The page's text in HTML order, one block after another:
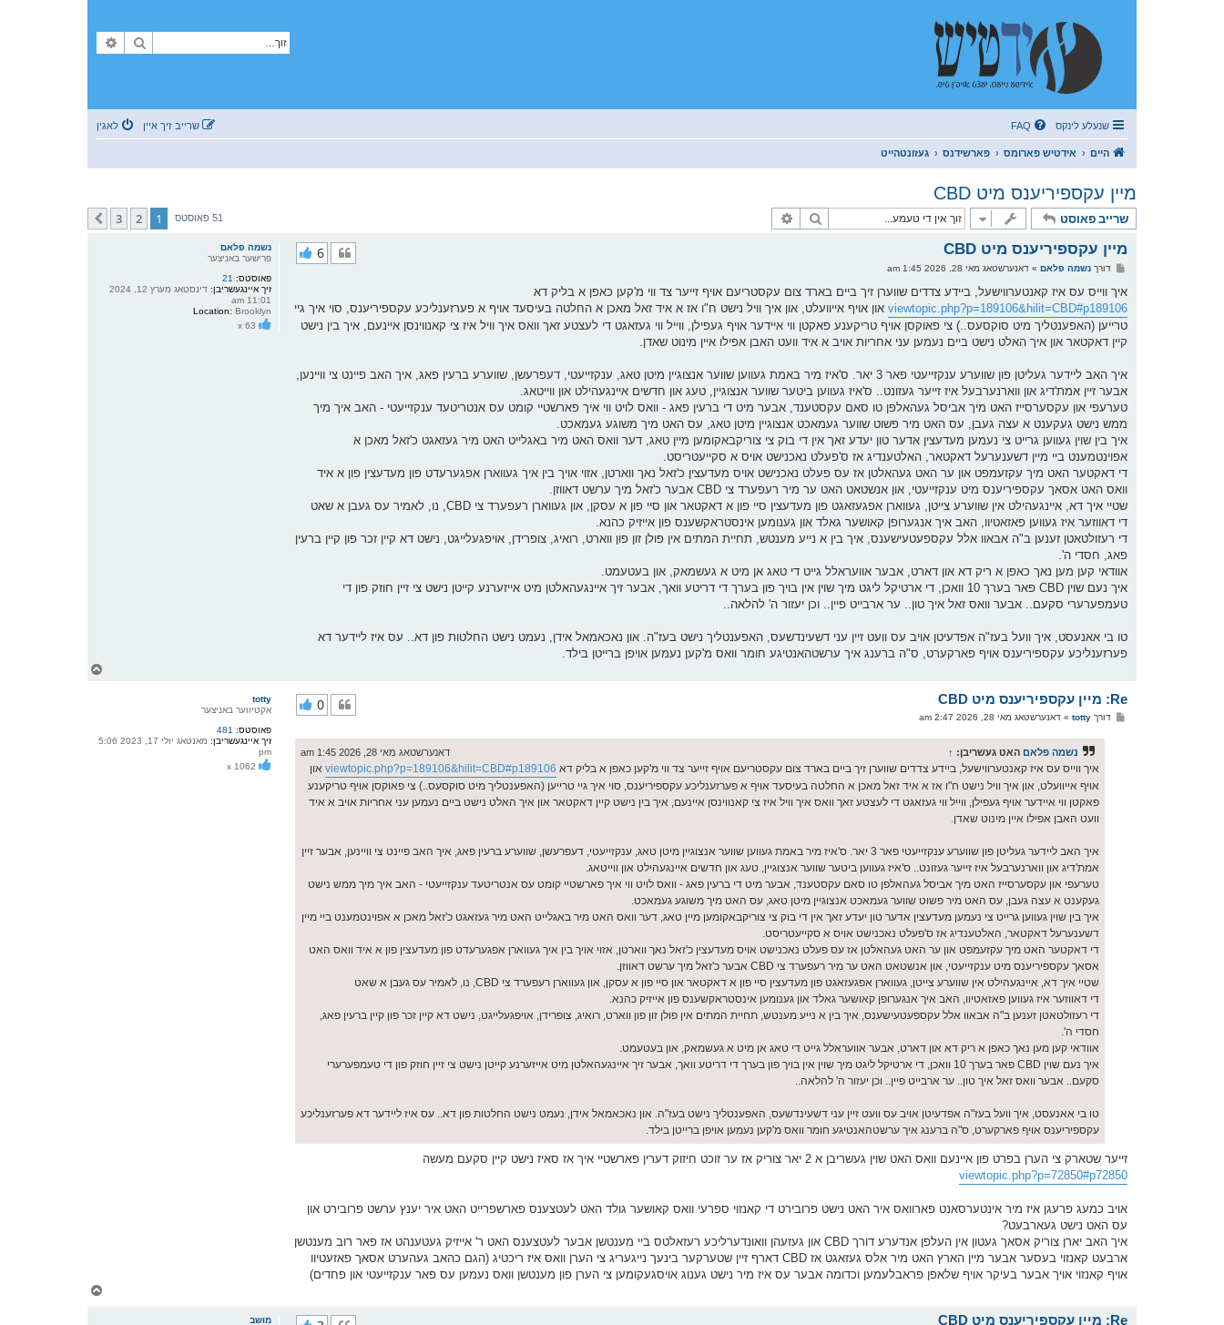
זוך
שנעלע לינקס FAQ לאגין שרייב זיך איין
היים אידטיש פארומס פארשידנס געזונטהייט
מיין עקספיריענס מיט CBD
שרייב פאוסט זוך 51 פאוסטס 1
2
3
קומענדיגע
נשמה פלאם
פרישער באניצער
פאוסטס: 21
זיך איינגעשריבן:
דינסטאג מערץ 12, 2024
11:01 am
Location: Brooklyn
מיין עקספיריענס מיט CBD 6
פ
ו
ס
ט
דורך נשמה פלאם» דאנערשטאג מאי 28, 2026 1:45 am
איך ווייס עס איז קאנטערווישעל, ביידע צדדים שווערן זיך ביים בארד צום עקסטריעם אויף זייער צד ווי מ'קען כאפן א בליק דא
viewtopic.php?p=189106&hilit=CBD#p189106 און אויף אייוועלט, און איך וויל נישט ח"ו אז א איד זאל מאכן א החלטה בעיסעד אויף א פערזענליכע עקספיריענס, סוי איך גיי
טרייען (האפענטליך מיט סוקסעס..) צי פאוקסן אויף טריקענע פאקטן ווי איידער אויף געפילן, ווייל ווי געזאגט די לעצטע זאך וואס איך וויל איז צי קאנווינסן איינעם, איך בין נישט
קיין דאקטאר און איך האלט נישט ביים נעמען עני אחריות אויב א איד וועט האבן אפילו איין מינוט שאדן.
איך האב ליידער געליטן פון שווערע ענקזייעטי פאר 3 יאר. ס'איז מיר באמת געווען שווער אנצוגיין מיטן טאג, ענקזייעטי, דעפרעשן, שווערע ברעין פאג, איך האב פיינט צי וויינען,
אבער זיין אמת'דיג און ווארנערבעל איז זייער געזונט.. ס'איז געווען ביטער שווער אנצוגיין, טעג און חדשים איינגעהילט און ווייטאג.
טערעפי און עקסערסייז האט מיך אביסל געהאלפן טו סאם עקסטענד, אבער מיט די ברעין פאג - וואס לויט ווי איך פארשטיי קומט עס אנטריטעד ענקזייעטי - האב איך מיך
ממש נישט געקענט א עצה געבן, עס האט מיר פשוט שווער געמאכט אנצוגיין מיטן טאג, עס האט מיך משוגע געמאכט.
איך בין שוין געווען גרייט צי נעמען מעדעצין אדער טון יעדע זאך אין די בוק צי צוריקבאקומען מיין טאג, דער וואס האט מיר באגלייט האט מיר געזאגט כ'זאל מאכן א
אפוינטמענט ביי מיין דשענערעל דאקטאר, האלטענדיג אז ס'פעלט נאכנישט אויס א סקייעטריסט.
די דאקטער האט מיך עקזעמפט און ער האט געהאלטן אז עס פעלט נאכנישט אויס מעדעצין כ'זאל נאך ווארטן, אזוי אויך בין איך געווארן אפגערעדט פון מעדעצין פון א איד
וואס האט אסאך עקספיריענס מיט ענקזייעטי, און אנשטאט האט ער מיר רעפערד צי CBD אבער כ'זאל מיך ערשט דאווזן.
שטיי איך דא, איינגעהילט אין שווערע צייטן, געווארן אפגעזאגט פון מעדעצין סיי פון א דאקטאר און סיי פון א עסקן, און געווארן רעפערד צי CBD, נו, לאמיר עס געבן א שאט
די דאווזער איז געווען פאזאטיוו, האב איך אנגערופן קאושער גאלד און גענומען אינסטראקשענס פון אייזיק כהנא.
די רעזולטאטן זענען ב"ה אבאוו אלל עקספעטעישענס, איך בין א נייע מענטש, תחיית המתים אין פולן זון פון ווארט, רואיג, צופרידן, אויפגעלייגט, נישט דא קיין זכר פון קיין ברעין
פאג, חסדי ה'.
אוודאי קען מען נאך כאפן א ריק דא און דארט, אבער אוועראלל גייט די טאג אן מיט א געשמאק, און בעטעמט.
איך נעם שוין CBD פאר בערך 10 וואכן, די ארטיקל ליגט מיך שוין אין בויך פון בערך די דריטע וואך, אבער זיך איינגעהאלטן מיט אייזערנע קייטן נישט צי זיין חוזק פון די
טעמפערערי סקעם.. אבער וואס זאל איך טון.. ער ארבייט פיין.. וכן יעזור ה' להלאה..
טו בי אאנעסט, איך וועל בעז"ה אפדעיטן אויב עס וועט זיין עני דשעינדשעס, האפענטליך נישט בעז"ה. און נאכאמאל אידן, נעמט נישט החלטות פון דא.. עס איז ליידער דא
פערזענליכע עקספיריענס אויף פארקערט, ס"ה ברענג איך ערשטהאנטיגע חומר וואס מ'קען נעמען אויפן ברייטן בילד.
totty
אקטיווער באניצער
פאוסטס: 481
זיך איינגעשריבן:
מאנטאג יולי 17, 2023 5:06
pm
Re: מיין עקספיריענס מיט CBD 0
פדורך totty
» דאנערשטאג מאי 28, 2026 2:47 am
נשמה פלאם האט געשריבן: ↑ דאנערשטאג מאי 28, 2026 1:45 am
איך ווייס עס איז קאנטערווישעל, ביידע צדדים שווערן זיך ביים בארד צום עקסטריעם אויף זייער צד ווי מ'קען כאפן א בליק דא viewtopic.php?p=189106&hilit=CBD#p189106 און
אויף אייוועלט, און איך וויל נישט ח"ו אז א איד זאל מאכן א החלטה בעיסעד אויף א פערזענליכע עקספיריענס, סוי איך גיי טרייען (האפענטליך מיט סוקסעס..) צי פאוקסן אויף טריקענע
פאקטן ווי איידער אויף געפילן, ווייל ווי געזאגט די לעצטע זאך וואס איך וויל איז צי קאנווינסן איינעם, איך בין נישט קיין דאקטאר און איך האלט נישט ביים נעמען עני אחריות אויב א איד
וועט האבן אפילו איין מינוט שאדן.
איך האב ליידער געליטן פון שווערע ענקזייעטי פאר 3 יאר. ס'איז מיר באמת געווען שווער אנצוגיין מיטן טאג, ענקזייעטי, דעפרעשן, שווערע ברעין פאג, איך האב פיינט צי וויינען, אבער זיין
אמת'דיג און ווארנערבעל איז זייער געזונט.. ס'איז געווען ביטער שווער אנצוגיין, טעג און חדשים איינגעהילט און ווייטאג.
טערעפי און עקסערסייז האט מיך אביסל געהאלפן טו סאם עקסטענד, אבער מיט די ברעין פאג - וואס לויט ווי איך פארשטיי קומט עס אנטריטעד ענקזייעטי - האב איך מיך ממש נישט
געקענט א עצה געבן, עס האט מיר פשוט שווער געמאכט אנצוגיין מיטן טאג, עס האט מיך משוגע געמאכט.
איך בין שוין געווען גרייט צי נעמען מעדעצין אדער טון יעדע זאך אין די בוק צי צוריקבאקומען מיין טאג, דער וואס האט מיר באגלייט האט מיר געזאגט כ'זאל מאכן א אפוינטמענט ביי מיין
דשענערעל דאקטאר, האלטענדיג אז ס'פעלט נאכנישט אויס א סקייעטריסט.
די דאקטער האט מיך עקזעמפט און ער האט געהאלטן אז עס פעלט נאכנישט אויס מעדעצין כ'זאל נאך ווארטן, אזוי אויך בין איך געווארן אפגערעדט פון מעדעצין פון א איד וואס האט
אסאך עקספיריענס מיט ענקזייעטי, און אנשטאט האט ער מיר רעפערד צי CBD אבער כ'זאל מיך ערשט דאווזן.
שטיי איך דא, איינגעהילט אין שווערע צייטן, געווארן אפגעזאגט פון מעדעצין סיי פון א דאקטאר און סיי פון א עסקן, און געווארן רעפערד צי CBD, נו, לאמיר עס געבן א שאט
די דאווזער איז געווען פאזאטיוו, האב איך אנגערופן קאושער גאלד און גענומען אינסטראקשענס פון אייזיק כהנא.
די רעזולטאטן זענען ב"ה אבאוו אלל עקספעטעישענס, איך בין א נייע מענטש, תחיית המתים אין פולן זון פון ווארט, רואיג, צופרידן, אויפגעלייגט, נישט דא קיין זכר פון קיין ברעין פאג,
חסדי ה'.
אוודאי קען מען נאך כאפן א ריק דא און דארט, אבער אוועראלל גייט די טאג אן מיט א געשמאק, און בעטעמט.
איך נעם שוין CBD פאר בערך 10 וואכן, די ארטיקל ליגט מיך שוין אין בויך פון בערך די דריטע וואך, אבער זיך איינגעהאלטן מיט אייזערנע קייטן נישט צי זיין חוזק פון די טעמפערערי
סקעם.. אבער וואס זאל איך טון.. ער ארבייט פיין.. וכן יעזור ה' להלאה..
טו בי אאנעסט, איך וועל בעז"ה אפדעיטן אויב עס וועט זיין עני דשעינדשעס, האפענטליך נישט בעז"ה. און נאכאמאל אידן, נעמט נישט החלטות פון דא.. עס איז ליידער דא פערזענליכע
עקספיריענס אויף פארקערט, ס"ה ברענג איך ערשטהאנטיגע חומר וואס מ'קען נעמען אויפן ברייטן בילד.
זייער שטארק צי הערן בפרט פון איינעם וואס האט שוין געשריבן א 2 יאר צוריק אז ער זוכט חיזוק דערין פארשטיי איך אז סאיז נישט קיין סקעם מעשה
viewtopic.php?p=72850#p72850
אויב כמעג פרעגן איז מיר אינטערסאנט פארוואס איר האט נישט פרובירט די קאנזוי ספרעי וואס קאושער גולד האט לעטצענס פארשפרייט האט איר יענץ ערשט פרובירט און
עס האט נישט געארבעט?
איך האב יארן צוריק אסאך געטון אין העלפן אנדערע דורך CBD און געזעהן וואונדערליכע רעזאלטס ביי מענטשן אבער לעטצענס האט ר' אייזיק געטענהט אז פאר רוב מענטשן
ארבעט קאנזוי בעסער אבער מיין הארץ האט מיר אלס געזאגט אז CBD דארף זיין שטערקער בינעך נייגעריג צי הערן וואס איז ריכטיג (הגם כהאב געהערט אסאך פאזעטיוו
אויף קאנזוי אויך אבער בעיקר אויף שלאפן פראבלעמען וכדומה אבער עס איז מיר נישט גענוג אויסגעקומען צי הערן פון מענטשן וואס נעמען עס פאר ענקזייעטי און פחדים)
מושב
Re: מיין עקספיריענס מיט CBD